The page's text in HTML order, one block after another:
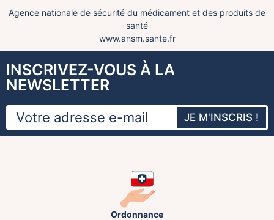
Agence nationale de sécurité du médicament et des produits de
santé
www.ansm.sante.fr
INSCRIVEZ-VOUS À LA
NEWSLETTER
JE M'INSCRIS !
Ordonnance